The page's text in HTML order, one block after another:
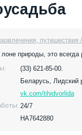
путешествия
природы, это
(33) 621-85-00.
Беларусь, Лидский
vk.com/tihidvorlida
24/7
НА7642880